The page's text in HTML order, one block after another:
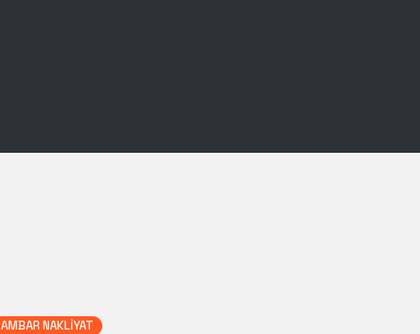
AMBAR NAKLIYAT